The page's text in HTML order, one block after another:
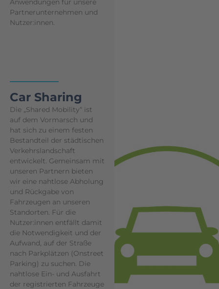
Anwendungen für unsere
Partnerunternehmen und
Nutzer:innen.
Car Sharing
Die „Shared Mobility“ ist
auf dem Vormarsch und
hat sich zu einem festen
Bestandteil der städtischen
Verkehrslandschaft
entwickelt. Gemeinsam mit
unseren Partnern bieten
wir eine nahtlose Abholung
und Rückgabe von
Fahrzeugen an unseren
Standorten. Für die
Nutzer:innen entfällt damit
die Notwendigkeit und der
Aufwand, auf der Straße
nach Parkplätzen (Onstreet
Parking) zu suchen. Die
nahtlose Ein- und Ausfahrt
der registrierten Fahrzeuge